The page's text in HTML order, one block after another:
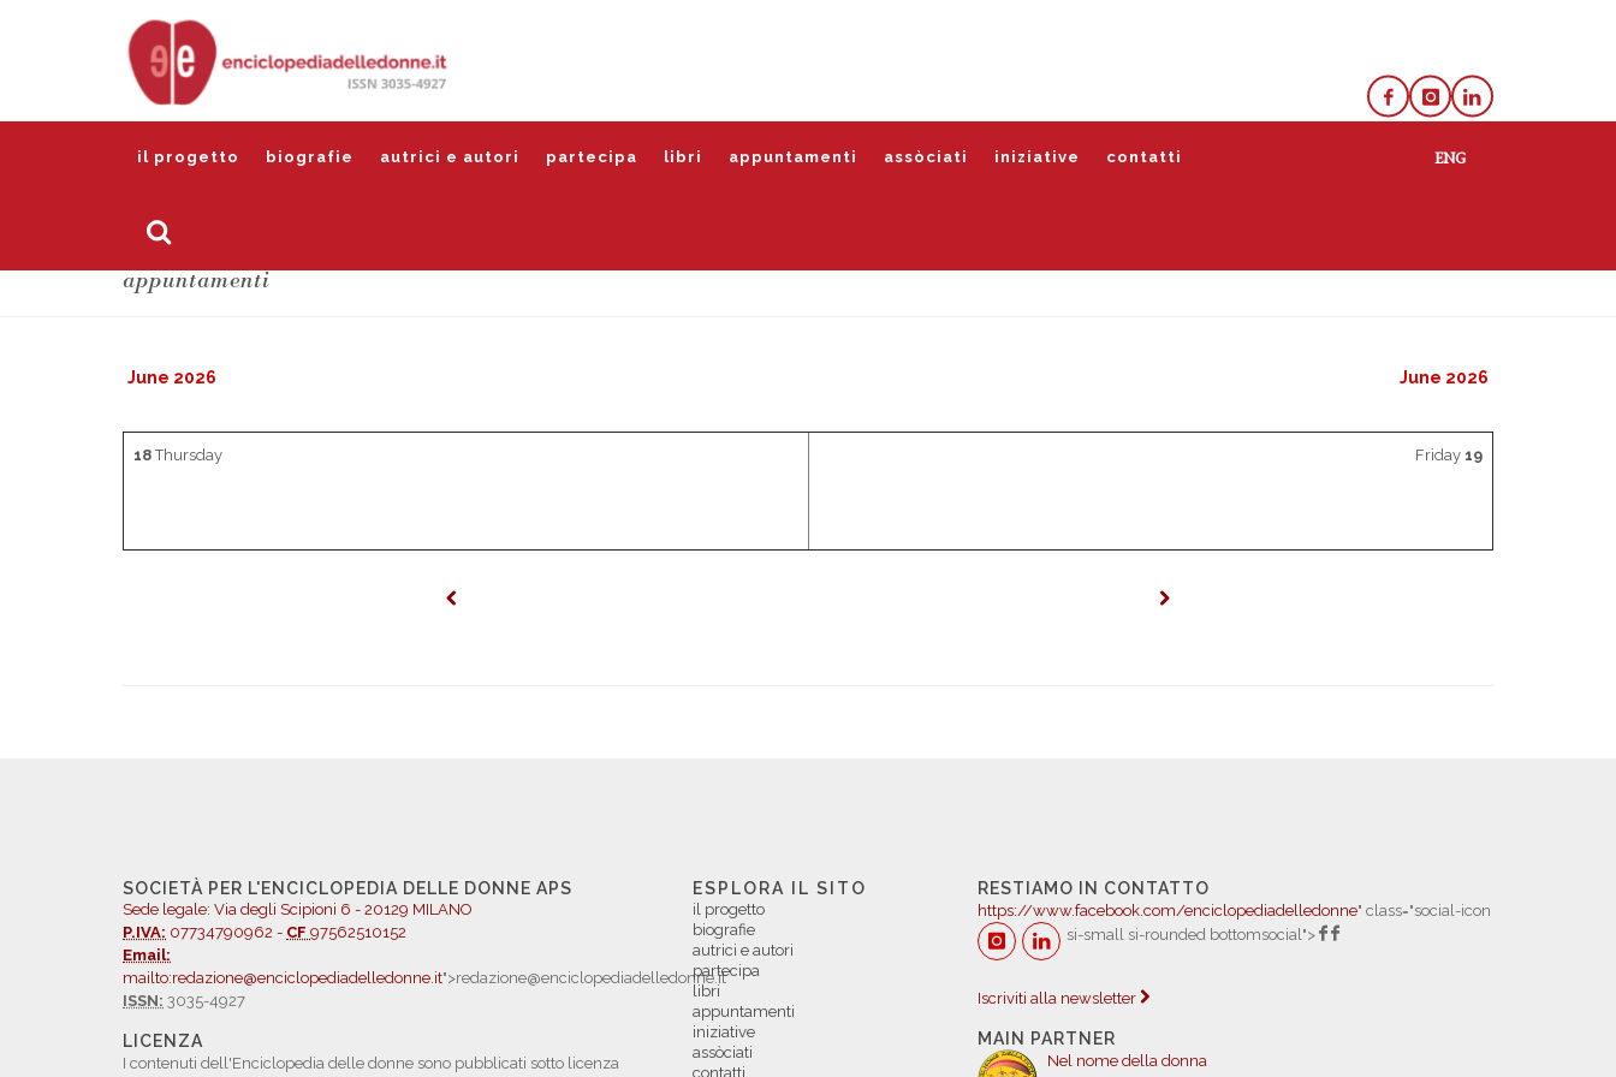
il progetto biografie autrici e autori partecipa libri appuntamenti assòciati iniziative contatti
appuntamenti
June 2026 June 2026
18Thursday Friday 19
SOCIETÀ PER L'ENCICLOPEDIA DELLE DONNE APS
Sede legale: Via degli Scipioni 6 - 20129 MILANO
P.IVA: 07734790962 - CF 97562510152
Email:
mailto:redazione@enciclopediadelledonne.it">redazione@enciclopediadelledonne.it
ISSN: 3035-4927
LICENZA
I contenuti dell'Enciclopedia delle donne sono pubblicati sotto licenza
ESPLORA IL SITO
il progetto
biografie
autrici e autori
partecipa
libri
appuntamenti
iniziative
assòciati
contatti
RESTIAMO IN CONTATTO
https://www.facebook.com/enciclopediadelledonne" class="social-icon
si-small si-rounded bottomsocial">
Iscriviti alla newsletter
MAIN PARTNER
Nel nome della donna